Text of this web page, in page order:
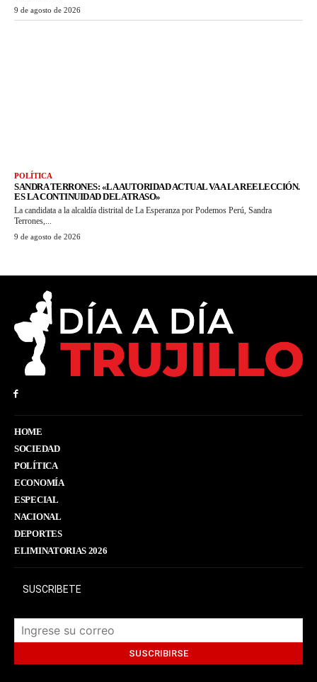
9 de agosto de 2026
POLÍTICA
SANDRA TERRONES: «LA AUTORIDAD ACTUAL VA A LA REELECCIÓN.
ES LA CONTINUIDAD DEL ATRASO»
La candidata a la alcaldía distrital de La Esperanza por Podemos Perú, Sandra
Terrones,...
9 de agosto de 2026
HOME
SOCIEDAD
POLÍTICA
ECONOMÍA
ESPECIAL
NACIONAL
DEPORTES
ELIMINATORIAS 2026
SUSCRIBETE